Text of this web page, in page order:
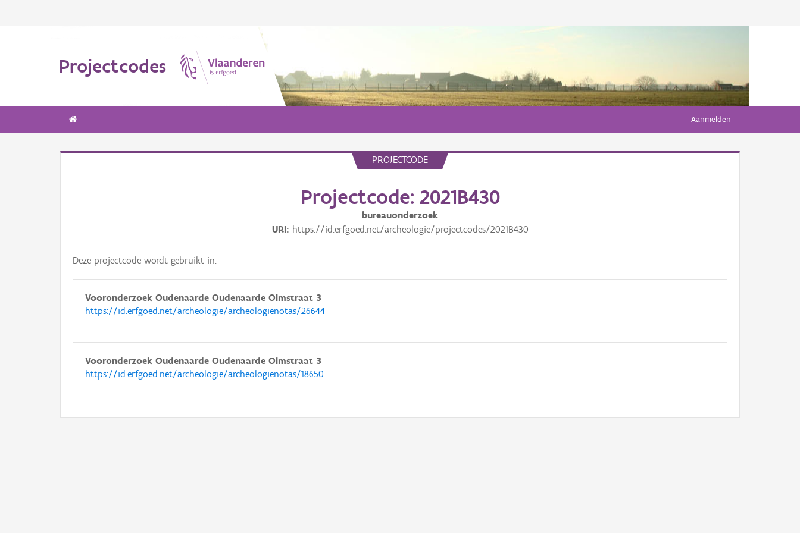
Projectcodes
Aanmelden
PROJECTCODE
Projectcode: 2021B430
bureauonderzoek
URI
https://id.erfgoed.net/archeologie/projectcodes/2021B430
Deze projectcode wordt gebruikt in:
Vooronderzoek Oudenaarde Oudenaarde Olmstraat 3
https://id.erfgoed.net/archeologie/archeologienotas/26644
Vooronderzoek Oudenaarde Oudenaarde Olmstraat 3
https://id.erfgoed.net/archeologie/archeologienotas/18650